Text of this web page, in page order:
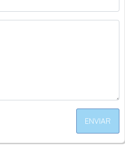
ENVIAR